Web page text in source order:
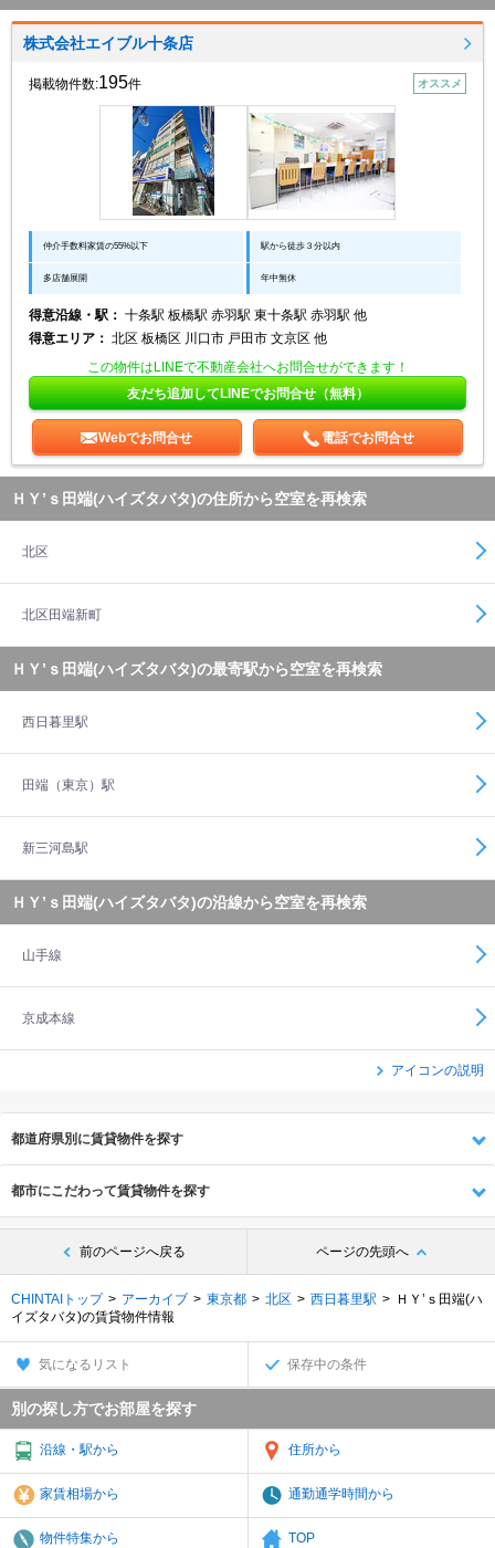
株式会社エイブル十条店
掲載物件数:195件 オススメ
仲介手数料家賃の55%以下 駅から徒歩３分以内
多店舗展開 年中無休
得意沿線・駅： 十条駅 板橋駅 赤羽駅 東十条駅 赤羽駅 他
得意エリア： 北区 板橋区 川口市 戸田市 文京区 他
この物件はLINEで不動産会社へお問合せができます！
友だち追加してLINEでお問合せ（無料）
Webでお問合せ 電話でお問合せ
ＨＹ’ｓ田端(ハイズタバタ)の住所から空室を再検索
北区
北区田端新町
ＨＹ’ｓ田端(ハイズタバタ)の最寄駅から空室を再検索
西日暮里駅
田端（東京）駅
新三河島駅
ＨＹ’ｓ田端(ハイズタバタ)の沿線から空室を再検索
山手線
京成本線
アイコンの説明
都道府県別に賃貸物件を探す
都市にこだわって賃貸物件を探す
前のページへ戻る ページの先頭へ
CHINTAIトップ アーカイブ 東京都 北区 西日暮里駅
ＨＹ’ｓ田端(ハ
イズタバタ)の賃貸物件情報
気になるリスト 保存中の条件
別の探し方でお部屋を探す
沿線・駅から 住所から
家賃相場から 通勤通学時間から
物件特集から TOP